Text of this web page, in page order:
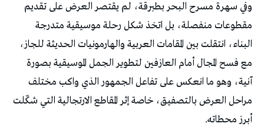
وفي سهرة مسرح البحر بطبرقة، لم يقتصر العرض على تقديم
مقطوعات منفصلة، بل اتخذ شكل رحلة موسيقية متدرجة
البناء، انتقلت بين المقامات العربية والهارمونيات الحديثة للجاز،
مع فسح المجال أمام العازفين لتطوير الجمل الموسيقية بصورة
آنية، وهو ما انعكس على تفاعل الجمهور الذي واكب مختلف
مراحل العرض بالتصفيق، خاصة إثر المقاطع الارتجالية التي شكّلت
أبرز محطاته.